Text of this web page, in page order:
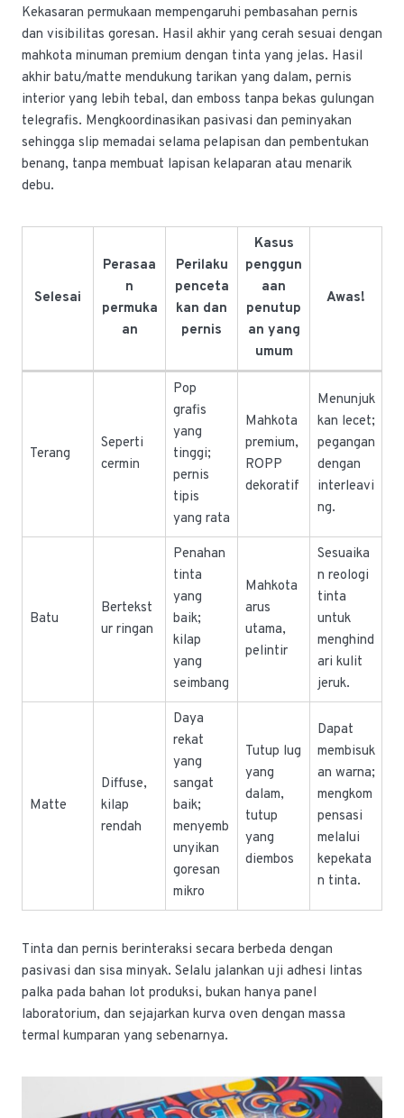
Kekasaran permukaan mempengaruhi pembasahan pernis
dan visibilitas goresan. Hasil akhir yang cerah sesuai dengan
mahkota minuman premium dengan tinta yang jelas. Hasil
akhir batu/matte mendukung tarikan yang dalam, pernis
interior yang lebih tebal, dan emboss tanpa bekas gulungan
telegrafis. Mengkoordinasikan pasivasi dan peminyakan
sehingga slip memadai selama pelapisan dan pembentukan
benang, tanpa membuat lapisan kelaparan atau menarik
debu.
Selesai
Perasaa
n
permuka
an
Perilaku
penceta
kan dan
pernis
Kasus
penggun
aan
penutup
an yang
umum
Awas!
Terang
Seperti
cermin
Pop
grafis
yang
tinggi;
pernis
tipis
yang rata
Mahkota
premium,
ROPP
dekoratif
Menunjuk
kan lecet;
pegangan
dengan
interleavi
ng.
Batu
Bertekst
ur ringan
Penahan
tinta
yang
baik;
kilap
yang
seimbang
Mahkota
arus
utama,
pelintir
Sesuaika
n reologi
tinta
untuk
menghind
ari kulit
jeruk.
Matte
Diffuse,
kilap
rendah
Daya
rekat
yang
sangat
baik;
menyemb
unyikan
goresan
mikro
Tutup lug
yang
dalam,
tutup
yang
diembos
Dapat
membisuk
an warna;
mengkom
pensasi
melalui
kepekata
n tinta.
Tinta dan pernis berinteraksi secara berbeda dengan
pasivasi dan sisa minyak. Selalu jalankan uji adhesi lintas
palka pada bahan lot produksi, bukan hanya panel
laboratorium, dan sejajarkan kurva oven dengan massa
termal kumparan yang sebenarnya.